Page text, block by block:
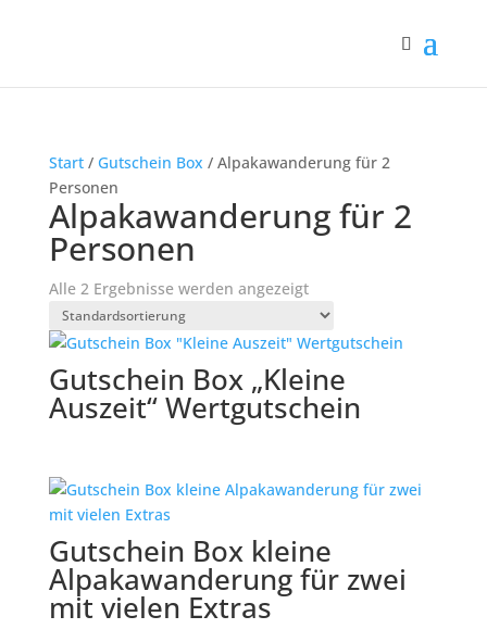
Start/ Gutschein Box / Alpakawanderung für 2
Personen
Alpakawanderung für 2
Personen
Alle 2 Ergebnisse werden angezeigt
Gutschein Box „Kleine
Auszeit“ Wertgutschein
Gutschein Box kleine
Alpakawanderung für zwei
mit vielen Extras